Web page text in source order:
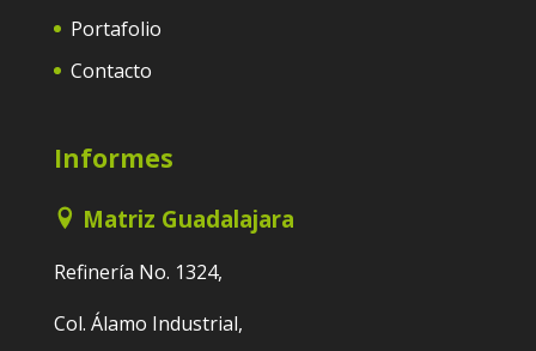
Portafolio
Contacto
Informes
Matriz Guadalajara
Refinería No. 1324,
Col. Álamo Industrial,